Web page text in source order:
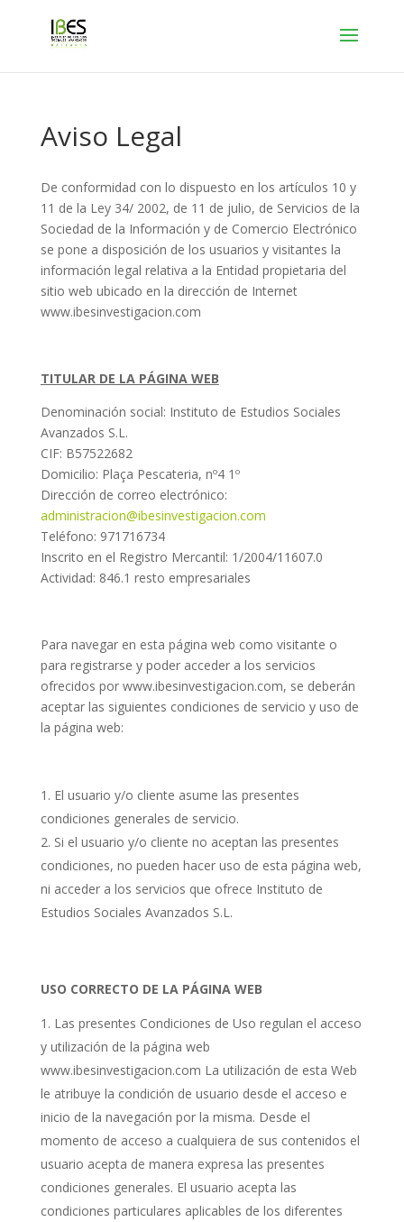
Aviso Legal
De conformidad con lo dispuesto en los artículos 10 y
11 de la Ley 34/ 2002, de 11 de julio, de Servicios de la
Sociedad de la Información y de Comercio Electrónico
se pone a disposición de los usuarios y visitantes la
información legal relativa a la Entidad propietaria del
sitio web ubicado en la dirección de Internet
www.ibesinvestigacion.com
TITULAR DE LA PÁGINA WEB
Denominación social: Instituto de Estudios Sociales
Avanzados S.L.
CIF: B57522682
Domicilio: Plaça Pescateria, nº4 1º
Dirección de correo electrónico:
administracion@ibesinvestigacion.com
Teléfono: 971716734
Inscrito en el Registro Mercantil: 1/2004/11607.0
Actividad: 846.1 resto empresariales
Para navegar en esta página web como visitante o
para registrarse y poder acceder a los servicios
ofrecidos por www.ibesinvestigacion.com, se deberán
aceptar las siguientes condiciones de servicio y uso de
la página web:
El usuario y/o cliente asume las presentes
condiciones generales de servicio.
Si el usuario y/o cliente no aceptan las presentes
condiciones, no pueden hacer uso de esta página web,
ni acceder a los servicios que ofrece Instituto de
Estudios Sociales Avanzados S.L.
USO CORRECTO DE LA PÁGINA WEB
Las presentes Condiciones de Uso regulan el acceso
y utilización de la página web
www.ibesinvestigacion.com La utilización de esta Web
le atribuye la condición de usuario desde el acceso e
inicio de la navegación por la misma. Desde el
momento de acceso a cualquiera de sus contenidos el
usuario acepta de manera expresa las presentes
condiciones generales. El usuario acepta las
condiciones particulares aplicables de los diferentes